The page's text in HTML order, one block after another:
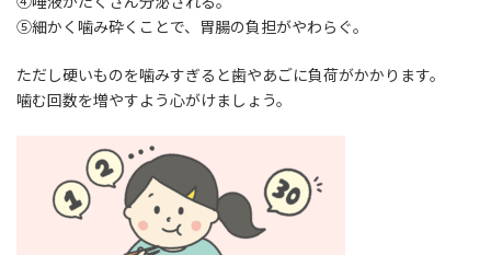
⑤細かく噛み砕くことで、胃腸の負担がやわらぐ。
ただし硬いものを噛みすぎると歯やあごに負荷がかかります。
噛む回数を増やすよう心がけましょう。